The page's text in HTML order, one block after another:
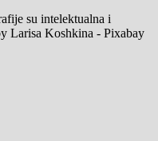
su intelektualna i
Larisa Koshkina - Pixabay